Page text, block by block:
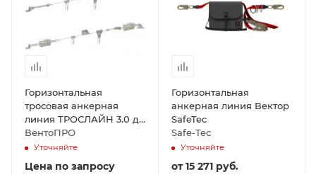
Горизонтальная
тросовая анкерная
линия ТРОСЛАЙН 3.0 до
12 пользователей
ВентоПРО
Уточняйте
Цена по запросу
Горизонтальная
анкерная линия Вектор
SafeTec
Safe-Tec
Уточняйте
от15 271 руб.